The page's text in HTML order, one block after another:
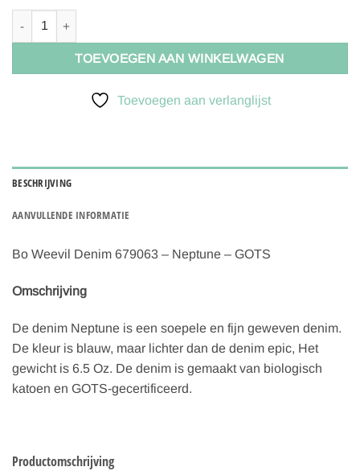
Bo Weevil Denim 679063 - Neptune - GOTS aantal
TOEVOEGEN AAN WINKELWAGEN
Toevoegen aan verlanglijst
BESCHRIJVING
AANVULLENDE INFORMATIE
Bo Weevil Denim 679063 – Neptune – GOTS
Omschrijving
De denim Neptune is een soepele en fijn geweven denim.
De kleur is blauw, maar lichter dan de denim epic, Het
gewicht is 6.5 Oz. De denim is gemaakt van biologisch
katoen en GOTS-gecertificeerd.
Productomschrijving